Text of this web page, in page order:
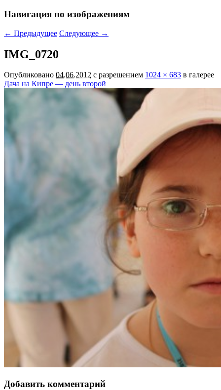
Навигация по изображениям
← Предыдущее Следующее →
IMG_0720
Опубликовано 04.06.2012 с разрешением 1024 × 683 в галерее
Дача на Кипре — день второй
Добавить комментарий